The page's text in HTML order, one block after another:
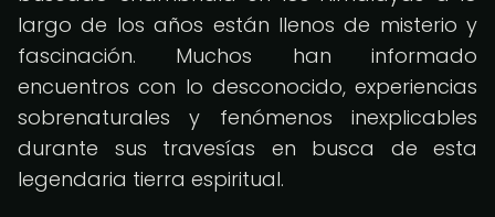
largo de los años están llenos de misterio y
fascinación. Muchos han informado
encuentros con lo desconocido, experiencias
sobrenaturales y fenómenos inexplicables
durante sus travesías en busca de esta
legendaria tierra espiritual.